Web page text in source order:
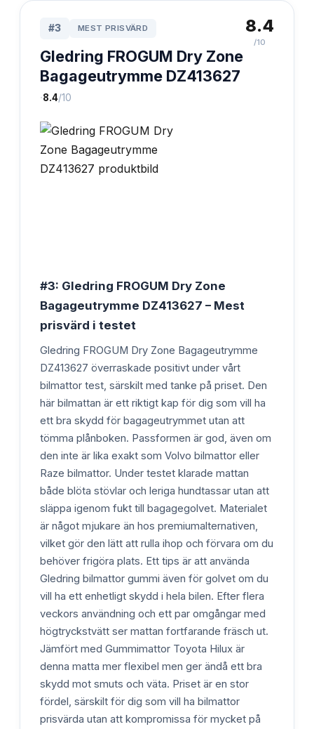
#3 MEST PRISVÄRD
Gledring FROGUM Dry Zone
Bagageutrymme DZ413627
·8.4/10
8.4
/10
#3: Gledring FROGUM Dry Zone
Bagageutrymme DZ413627 – Mest
prisvärd i testet
Gledring FROGUM Dry Zone Bagageutrymme
DZ413627 överraskade positivt under vårt
bilmattor test, särskilt med tanke på priset. Den
här bilmattan är ett riktigt kap för dig som vill ha
ett bra skydd för bagageutrymmet utan att
tömma plånboken. Passformen är god, även om
den inte är lika exakt som Volvo bilmattor eller
Raze bilmattor. Under testet klarade mattan
både blöta stövlar och leriga hundtassar utan att
släppa igenom fukt till bagagegolvet. Materialet
är något mjukare än hos premiumalternativen,
vilket gör den lätt att rulla ihop och förvara om du
behöver frigöra plats. Ett tips är att använda
Gledring bilmattor gummi även för golvet om du
vill ha ett enhetligt skydd i hela bilen. Efter flera
veckors användning och ett par omgångar med
högtryckstvätt ser mattan fortfarande fräsch ut.
Jämfört med Gummimattor Toyota Hilux är
denna matta mer flexibel men ger ändå ett bra
skydd mot smuts och väta. Priset är en stor
fördel, särskilt för dig som vill ha bilmattor
prisvärda utan att kompromissa för mycket på